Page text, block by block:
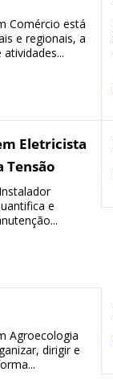
Comércio está
e regionais, a
Eletricista
Tensão
e
Agroecologia
dirigir e